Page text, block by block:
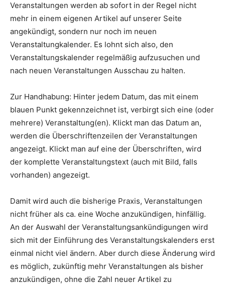
Veranstaltungen werden ab sofort in der Regel nicht
mehr in einem eigenen Artikel auf unserer Seite
angekündigt, sondern nur noch im neuen
Veranstaltungkalender. Es lohnt sich also, den
Veranstaltungskalender regelmäßig aufzusuchen und
nach neuen Veranstaltungen Ausschau zu halten.
Zur Handhabung: Hinter jedem Datum, das mit einem
blauen Punkt gekennzeichnet ist, verbirgt sich eine (oder
mehrere) Veranstaltung(en). Klickt man das Datum an,
werden die Überschriftenzeilen der Veranstaltungen
angezeigt. Klickt man auf eine der Überschriften, wird
der komplette Veranstaltungstext (auch mit Bild, falls
vorhanden) angezeigt.
Damit wird auch die bisherige Praxis, Veranstaltungen
nicht früher als ca. eine Woche anzukündigen, hinfällig.
An der Auswahl der Veranstaltungsankündigungen wird
sich mit der Einführung des Veranstaltungskalenders erst
einmal nicht viel ändern. Aber durch diese Änderung wird
es möglich, zukünftig mehr Veranstaltungen als bisher
anzukündigen, ohne die Zahl neuer Artikel zu